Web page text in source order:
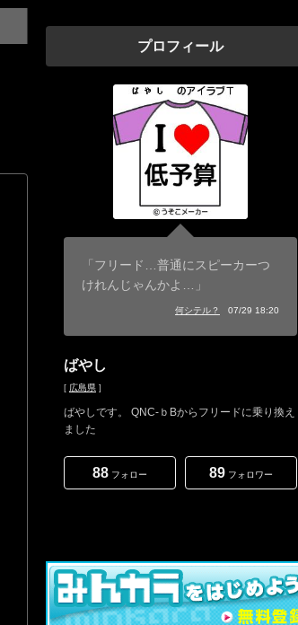
プロフィール
「フリード…普通にスピーカーつ
けれんじゃんかよ…」
何シテル？ 07/29 18:20
ばやし
[ 広島県 ]
ばやしです。 QNC-ｂBからフリードに乗り換え
ました
88 フォロー 89 フォロワー